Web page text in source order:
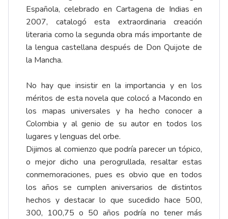
Española, celebrado en Cartagena de Indias en
2007, catalogó esta extraordinaria creación
literaria como la segunda obra más importante de
la lengua castellana después de Don Quijote de
la Mancha.
No hay que insistir en la importancia y en los
méritos de esta novela que colocó a Macondo en
los mapas universales y ha hecho conocer a
Colombia y al genio de su autor en todos los
lugares y lenguas del orbe.
Dijimos al comienzo que podría parecer un tópico,
o mejor dicho una perogrullada, resaltar estas
conmemoraciones, pues es obvio que en todos
los años se cumplen aniversarios de distintos
hechos y destacar lo que sucedido hace 500,
300, 100,75 o 50 años podría no tener más